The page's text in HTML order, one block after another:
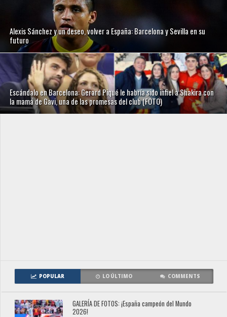
Alexis Sánchez y un deseo, volver a España: Barcelona y Sevilla en su
futuro
Escándalo en Barcelona: Gerard Piqué le habría sido infiel a Shakira con
la mamá de Gavi, una de las promesas del club (FOTO)
POPULAR LO ÚLTIMO COMMENTS
GALERÍA DE FOTOS: ¡España campeón del Mundo
2026!